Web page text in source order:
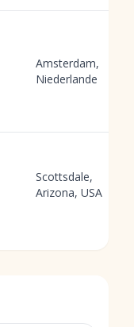
Amsterdam,
Niederlande
Scottsdale,
Arizona, USA